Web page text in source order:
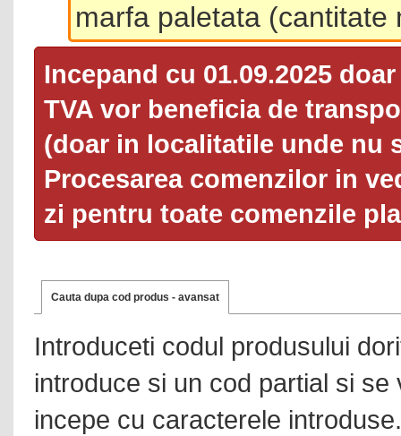
marfa paletata (cantitate
Incepand cu 01.09.2025
TVA vor beneficia de
(doar in localitatile unde nu
Procesarea comenzilor in
zi pentru toate comenzile
Cauta dupa cod produs - avansat
Introduceti codul produsului
introduce si un cod partial si
incepe cu caracterele introduse.